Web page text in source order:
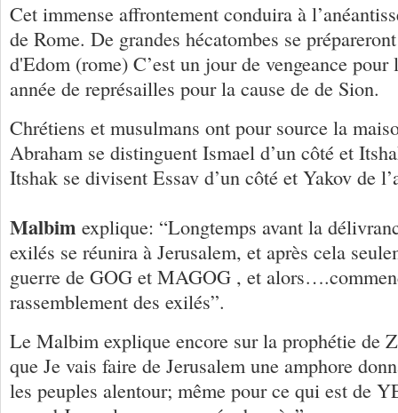
Cet immense affrontement conduira à
de Rome. De grandes hécatombes se
d'Edom (rome) C’est un jour de vengeance pour
année de représailles pour la cause de de Sion.
Chrétiens et musulmans ont pour source la
Abraham se distinguent Ismael d’un côté et
Itshak se divisent Essav d’un côté et Yakov de
Malbim explique: “Longtemps avant la
exilés se réunira à Jerusalem, et après cela
guerre de GOG et MAGOG , et
rassemblement des exilés”.
Le Malbim explique encore sur la prophétie
que Je vais faire de Jerusalem une amphore
les peuples alentour; même pour ce qui est de